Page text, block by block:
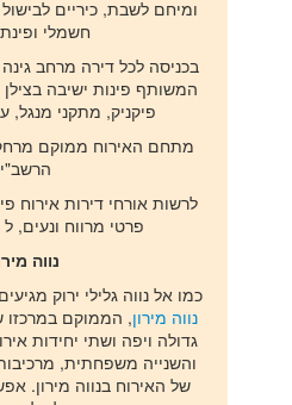
ומיחם לשבת, כיריים
חשמלי
בכניסה לכל דירה מרחב
המשותף פינות ישיבה
פיקניק, מתקני מנגל,
מתחם האירוח ממוקם מרחק
הרשב"י
לרשות אורחי דירות אירוח
פרטי מרווח ונעים, ל – 50
נווה
כמו אל נווה גלילי ירוק
נווה מירון, הממוקם במרכזו
גדולה ויפה ושתי יחידות
והשנייה משפחתית,
של האירוח בנווה מירון.